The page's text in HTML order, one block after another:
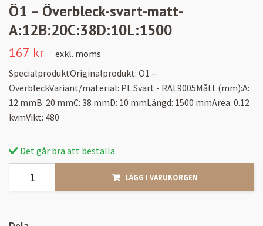
Ö1 – Överbleck-svart-matt-
A:12B:20C:38D:10L:1500
167 kr
exkl. moms
SpecialproduktOriginalprodukt: Ö1 –
ÖverbleckVariant/material: PL Svart - RAL9005Mått (mm):A:
12 mmB: 20 mmC: 38 mmD: 10 mmLängd: 1500 mmArea: 0.12
kvmVikt: 480
Det går bra att beställa
LÄGG I VARUKORGEN